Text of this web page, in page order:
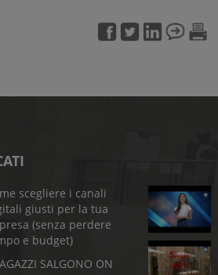
scegliere i canali
giusti per la tua
(senza perdere
e budget)
SALGONO ON